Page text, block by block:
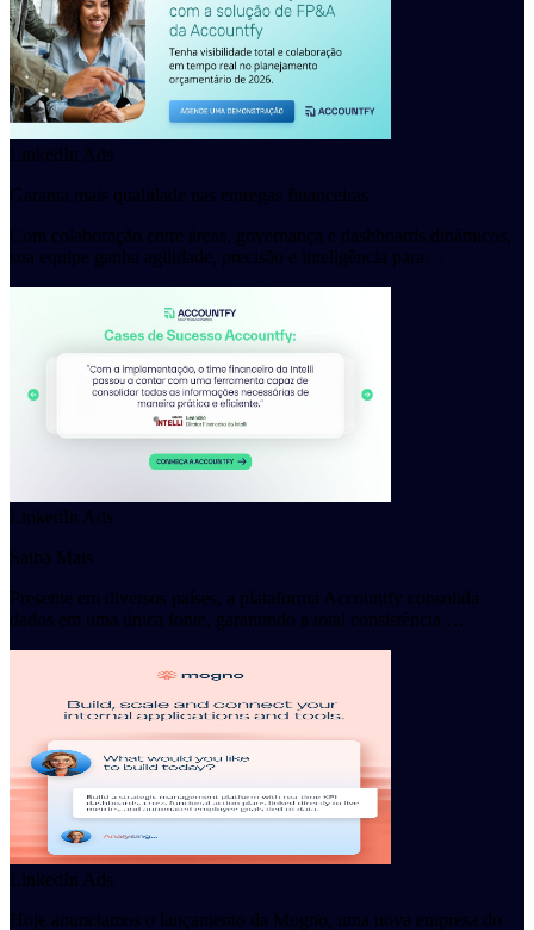
LinkedIn Ads
Garanta mais qualidade nas entregas financeiras.
Com colaboração entre áreas, governança e dashboards dinâmicos,
sua equipe ganha agilidade, precisão e inteligência para…
LinkedIn Ads
Saiba Mais
Presente em diversos países, a plataforma Accountfy consolida
dados em uma única fonte, garantindo a total consistência …
LinkedIn Ads
Hoje anunciamos o lançamento da Mogno, uma nova empresa do